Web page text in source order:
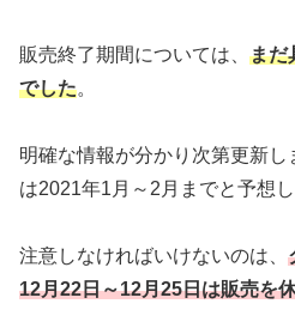
販売終了期間については、 まだ
でした。
明確な情報が分かり次第更新
は2021年1月～2月までと予想し
注意しなければいけないのは、
12月22日～12月25日は販売を